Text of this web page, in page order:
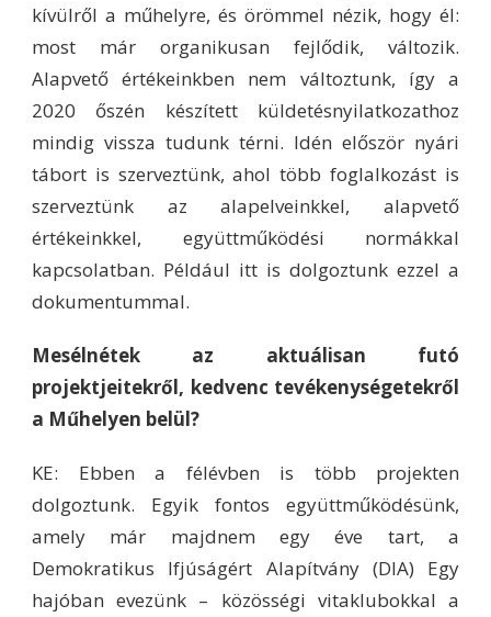
kívülről a műhelyre, és örömmel nézik, hogy él:
most már organikusan fejlődik, változik.
Alapvető értékeinkben nem változtunk, így a
2020 őszén készített küldetésnyilatkozathoz
mindig vissza tudunk térni. Idén először nyári
tábort is szerveztünk, ahol több foglalkozást is
szerveztünk az alapelveinkkel, alapvető
értékeinkkel, együttműködési normákkal
kapcsolatban. Például itt is dolgoztunk ezzel a
dokumentummal.
Mesélnétek az aktuálisan futó
projektjeitekről, kedvenc tevékenységetekről
a Műhelyen belül?
KE: Ebben a félévben is több projekten
dolgoztunk. Egyik fontos együttműködésünk,
amely már majdnem egy éve tart, a
Demokratikus Ifjúságért Alapítvány (DIA) Egy
hajóban evezünk – közösségi vitaklubokkal a